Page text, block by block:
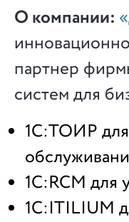
О компании:
партнер
систем для
1С:ТОИР
1С:RCM для
1C:ITILIUM